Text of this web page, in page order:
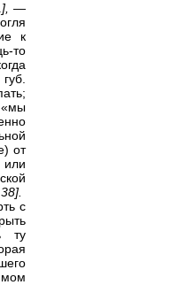
—
к
то
«мы
от
или
38].
с
ту